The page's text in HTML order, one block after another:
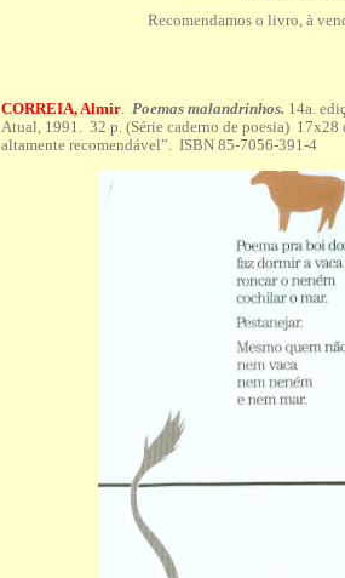
Recomendamos o livro, à
CORREIA, Almir. Poemas malandrinhos. 14a.
Atual, 1991. 32 p. (Série caderno de poesia)
altamente recomendável”. ISBN 85-7056-391-4